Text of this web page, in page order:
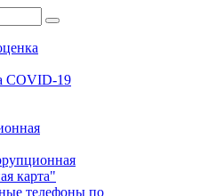
COVID-19
карта"
телефоны по